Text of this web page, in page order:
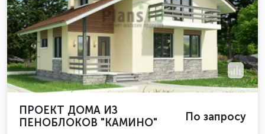
ПРОЕКТ ДОМА ИЗ
ПЕНОБЛОКОВ "КАМИНО"
По запросу